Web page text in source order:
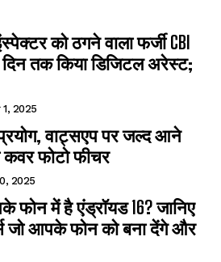
को ठगने वाला फर्जी CBI
तक किया डिजिटल अरेस्ट;
2025
वाट्सएप पर जल्द आने
फोटो फीचर
2025
फोन में है एंड्रॉयड 16? जानिए
जो आपके फोन को बना देंगे और